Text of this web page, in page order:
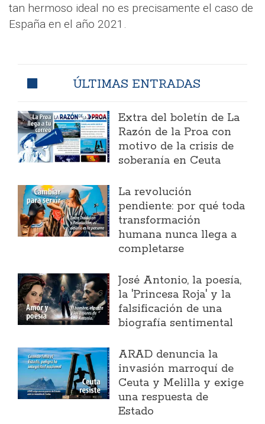
tan hermoso ideal no es precisamente el caso de
España en el año 2021.
ÚLTIMAS ENTRADAS
Extra del boletín de La
Razón de la Proa con
motivo de la crisis de
soberanía en Ceuta
La revolución
pendiente: por qué toda
transformación
humana nunca llega a
completarse
José Antonio, la poesía,
la 'Princesa Roja' y la
falsificación de una
biografía sentimental
ARAD denuncia la
invasión marroquí de
Ceuta y Melilla y exige
una respuesta de
Estado